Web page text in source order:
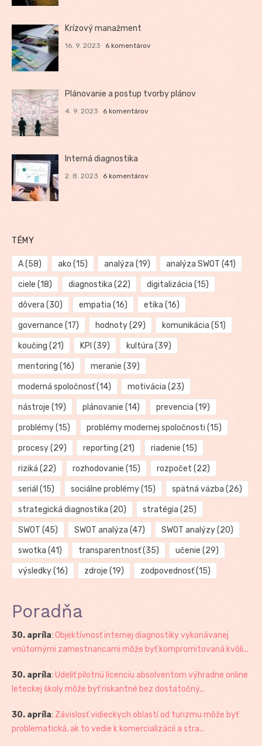
Krízový manažment
16. 9. 2023 6 komentárov
Plánovanie a postup tvorby plánov
4. 9. 2023 6 komentárov
Interná diagnostika
2. 8. 2023 6 komentárov
TÉMY
A(58) ako (15) analýza (19) analýza SWOT (41)
ciele (18) diagnostika (22) digitalizácia (15)
dôvera (30) empatia (16) etika (16)
governance (17) hodnoty(29) komunikácia (51)
koučing (21) KPI (39) kultúra (39)
mentoring (16) meranie (39)
moderná spoločnosť(14) motivácia (23)
nástroje (19) plánovanie (14) prevencia (19)
problémy(15) problémy modernej spoločnosti (15)
procesy(29) reporting (21) riadenie (15)
riziká (22) rozhodovanie (15) rozpočet (22)
seriál (15) sociálne problémy(15) spätná väzba (26)
strategická diagnostika (20) stratégia (25)
SWOT (45) SWOT analýza (47) SWOT analýzy(20)
swotka (41) transparentnosť(35) učenie (29)
výsledky(16) zdroje (19) zodpovednosť(15)
Poradňa
30. apríla: Objektívnosť internej diagnostiky vykonávanej
vnútornými zamestnancami môže byť kompromitovaná kvôli...
30. apríla: Udeliť pilotnú licenciu absolventom výhradne online
leteckej školy môže byť riskantné bez dostatočný...
30. apríla: Závislosť vidieckych oblastí od turizmu môže byť
problematická, ak to vedie k komercializácii a stra...